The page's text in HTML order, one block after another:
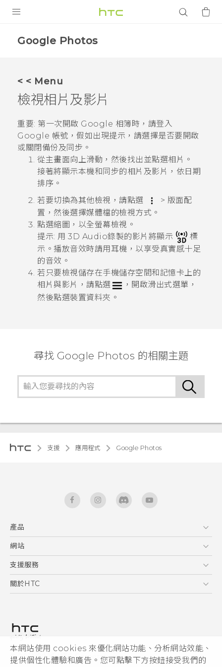
本網站使用 cookies 來優化網站功能、分析網站效能、
提供個性化體驗和廣告。您可點擊下方按鈕接受我們的
G REIGNS
VIVERSE
應用程式
支援服務
Google Photos
< < Menu
檢視相片及影片
重要: 第一次開啟 Google 相簿 時，請登入
Google 帳號，假如出現提示，請選擇是否要開啟
或關閉備份及同步。
從主畫面向上滑動，然後找出並點選相片 。
接著將顯示本機和同步的相片及影片，依日期
排序。
若要切換為其他檢視，請點選
> 版面配
置 ，然後選擇媒體檔的檢視方式。
點選縮圖，以全螢幕檢視。
提示: 用 3D Audio錄製的影片將顯示
標
示。播放音效時請用耳機，以享受真實感十足
的音效。
若只要檢視儲存在手機儲存空間和記憶卡上的
相片與影片，請點選
，開啟滑出式選單，
然後點選裝置資料夾 。
尋找 Google Photos 的相關主題
支援 應用程式 Google Photos
產品
5G
智能手機
區塊鍊手機
網站
HTC Dev
HTC Research
支援服務
服務中心
關於HTC
私隱政策
產品安全
加入HTC
© 2011-2026 HTC Corporation